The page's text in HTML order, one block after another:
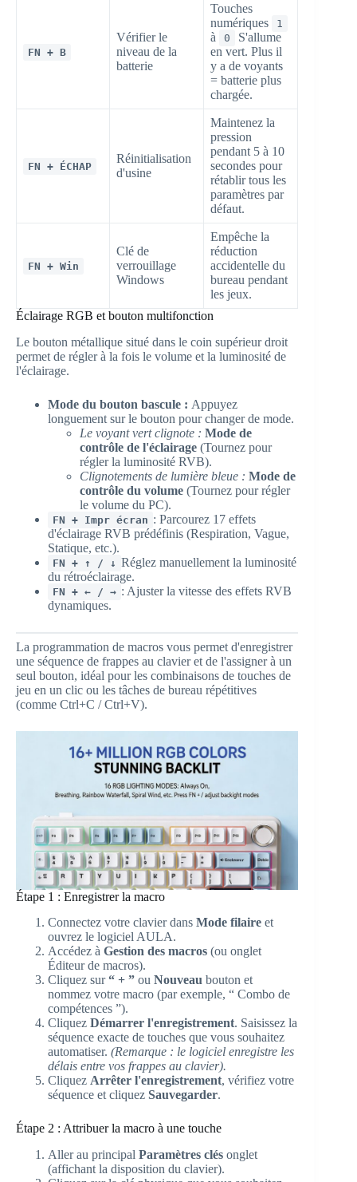
FN + B
Vérifier le
niveau de la
batterie
Touches
numériques
1
à 0
S'allume
en vert. Plus il
y a de voyants
= batterie plus
chargée.
FN + ÉCHAP
Réinitialisation
d'usine
Maintenez la
pression
pendant 5 à 10
secondes pour
rétablir tous les
paramètres par
défaut.
FN + Win
Clé de
verrouillage
Windows
Empêche la
réduction
accidentelle du
bureau pendant
les jeux.
Éclairage RGB et bouton multifonction
Le bouton métallique situé dans le coin supérieur droit
permet de régler à la fois le volume et la luminosité de
l'éclairage.
Mode du bouton bascule : Appuyez
longuement sur le bouton pour changer de mode.
Le voyant vert clignote : Mode de
contrôle de l'éclairage (Tournez pour
régler la luminosité RVB).
Clignotements de lumière bleue : Mode de
contrôle du volume (Tournez pour régler
le volume du PC).
FN + Impr écran : Parcourez 17 effets
d'éclairage RVB prédéfinis (Respiration, Vague,
Statique, etc.).
FN + ↑ / ↓ Réglez manuellement la luminosité
du rétroéclairage.
FN + ← / → : Ajuster la vitesse des effets RVB
dynamiques.
La programmation de macros vous permet d'enregistrer
une séquence de frappes au clavier et de l'assigner à un
seul bouton, idéal pour les combinaisons de touches de
jeu en un clic ou les tâches de bureau répétitives
(comme Ctrl+C / Ctrl+V).
Étape 1 : Enregistrer la macro
Connectez votre clavier dans Mode filaire et
ouvrez le logiciel AULA.
Accédez à Gestion des macros (ou onglet
Éditeur de macros).
Cliquez sur“ + ” ou Nouveau bouton et
nommez votre macro (par exemple, “ Combo de
compétences ”).
Cliquez Démarrer l'enregistrement. Saisissez la
séquence exacte de touches que vous souhaitez
automatiser. (Remarque : le logiciel enregistre les
délais entre vos frappes au clavier).
Cliquez Arrêter l'enregistrement, vérifiez votre
séquence et cliquez Sauvegarder.
Étape 2 : Attribuer la macro à une touche
Aller au principal Paramètres clés onglet
(affichant la disposition du clavier).